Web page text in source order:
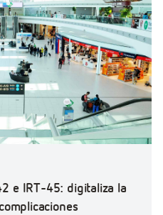
e IRT-45: digitaliza la